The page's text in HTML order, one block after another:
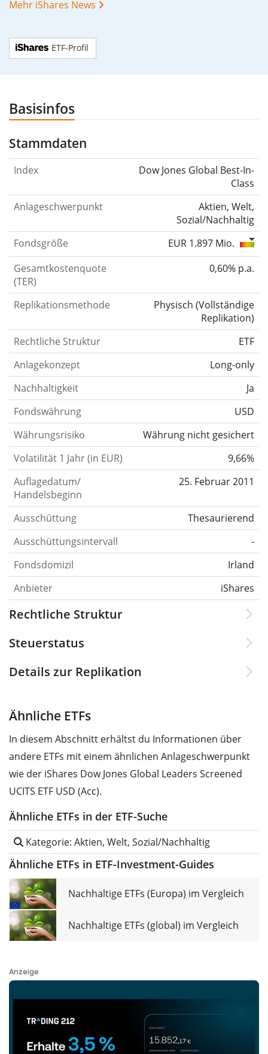
Mehr iShares News
ETF-Profil
Basisinfos
Stammdaten
Index
Dow Jones Global Best-In-
Class
Anlageschwerpunkt
Aktien, Welt,
Sozial/Nachhaltig
Fondsgröße
EUR 1.897 Mio.
Gesamtkostenquote
(TER)
0,60% p.a.
Replikationsmethode Physisch (Vollständige
Replikation)
Rechtliche Struktur
ETF
Anlagekonzept
Long-only
Nachhaltigkeit
Ja
Fondswährung
USD
Währungsrisiko
Währung nicht gesichert
Volatilität 1 Jahr (in EUR)
9,66%
Auflagedatum/
Handelsbeginn
25. Februar 2011
Ausschüttung
Thesaurierend
Ausschüttungsintervall
-
Fondsdomizil
Irland
Anbieter
iShares
Rechtliche Struktur
Steuerstatus
Details zur Replikation
Ähnliche ETFs
In diesem Abschnitt erhältst du Informationen über
andere ETFs mit einem ähnlichen Anlageschwerpunkt
wie der iShares Dow Jones Global Leaders Screened
UCITS ETF USD (Acc).
Ähnliche ETFs in der ETF-Suche
Kategorie: Aktien, Welt, Sozial/Nachhaltig
Ähnliche ETFs in ETF-Investment-Guides
Nachhaltige ETFs (Europa) im Vergleich
Nachhaltige ETFs (global) im Vergleich